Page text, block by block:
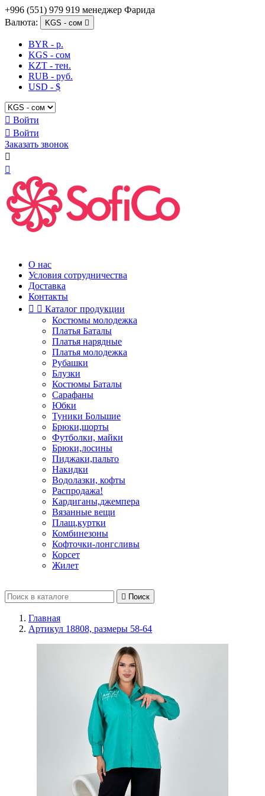
+996 (551) 979 919 менеджер Фарида
Валюта:
KGS - сом 
BYR - р.
KGS - сом
KZT - тен.
RUB - руб.
USD - $
 Войти
 Войти
Заказать звонок


О нас
Условия сотрудничества
Доставка
Контакты
  Каталог продукции
Костюмы молодежка
Платья Баталы
Платья нарядные
Платья молодежка
Рубашки
Блузки
Костюмы Баталы
Сарафаны
Юбки
Туники Большие
Брюки,шорты
Футболки, майки
Брюки,лосины
Пиджаки,пальто
Накидки
Водолазки, кофты
Распродажа!
Кардиганы,джемпера
Вязанные вещи
Плащ,куртки
Комбинезоны
Кофточки-лонгсливы
Корсет
Жилет
 Поиск
Главная
Артикул 18808, размеры 58-64